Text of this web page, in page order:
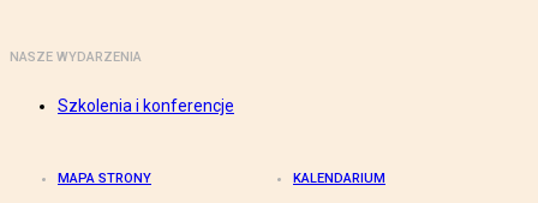
NASZE WYDARZENIA
Szkolenia i konferencje
MAPA STRONY KALENDARIUM